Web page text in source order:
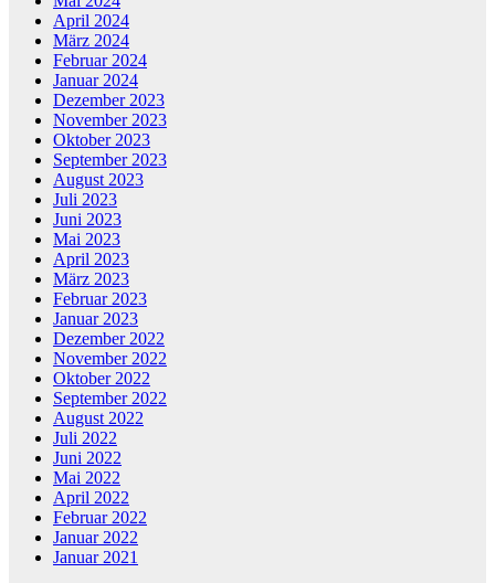
April 2024
März 2024
Februar 2024
Januar 2024
Dezember 2023
November 2023
Oktober 2023
September 2023
August 2023
Juli 2023
Juni 2023
Mai 2023
April 2023
März 2023
Februar 2023
Januar 2023
Dezember 2022
November 2022
Oktober 2022
September 2022
August 2022
Juli 2022
Juni 2022
Mai 2022
April 2022
Februar 2022
Januar 2022
Januar 2021